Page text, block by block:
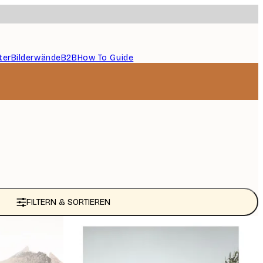
BilderwändeB2BHow To Guide
FILTERN & SORTIEREN